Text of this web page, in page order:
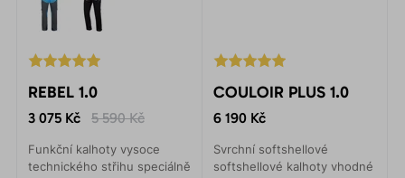
REBEL 1.0
3 075 Kč 5 590 Kč
Funkční kalhoty vysoce
technického střihu speciálně
COULOIR PLUS 1.0
6 190 Kč
Svrchní softshellové
softshellové kalhoty vhodné